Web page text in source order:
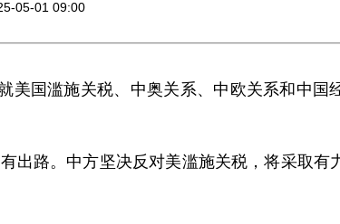
05-01 09:00
美国滥施关税、中奥关系、中欧关系和中国
出路。中方坚决反对美滥施关税，将采取有
际公平正义。